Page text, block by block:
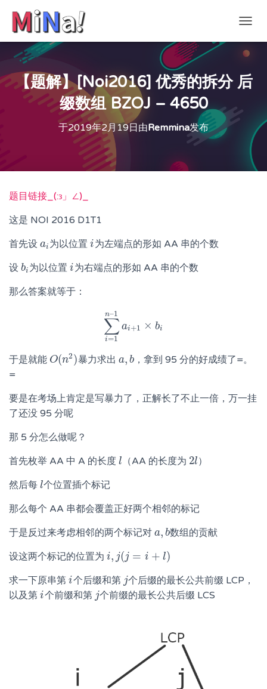
换
导
【题解】[Noi2016] 优秀的拆分 后
缀数组 BZOJ – 4650
于2019年2月19日 由Remmina发布
题目链接_(:з」∠)_
这是 NOI 2016 D1T1
首先设 ai
ai 为以位置i
i 为左端点的形如 AA 串的个数
设 bi
bi为以位置i
i 为右端点的形如 AA 串的个数
那么答案就等于：
∑
i=1
n–1
ai+1 × bi
∑i= 1n–1 ai+1×
于是就能 O(n2)
O(n2 暴力求出 a, b
a,b，拿到 95 分的好成绩了=。
=
要是在考场上肯定是写暴力了，正解长了不止一倍，万一挂
了还没 95 分呢
那 5 分怎么做呢？
首先枚举 AA 中 A 的长度 l
l （AA 的长度为 2l
2l）
然后每 l
l个位置插个标记
那么每个 AA 串都会覆盖正好两个相邻的标记
于是反过来考虑相邻的两个标记对 a, b
a,b数组的贡献
设这两个标记的位置为 i, j(j = i + l)
i,j (j=i+ l)
求一下原串第 i
i 个后缀和第 j
j 个后缀的最长公共前缀 LCP，
以及第 i
i 个前缀和第 j
j 个前缀的最长公共后缀 LCS